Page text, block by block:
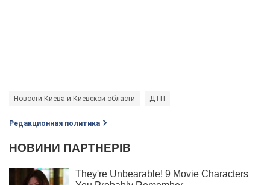
Новости Киева и Киевской области ДТП
Редакционная политика